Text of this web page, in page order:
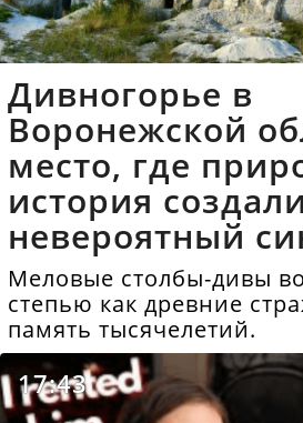
Дивногорье в
Воронежской
место, где
история создали
невероятный
Меловые столбы-дивы
степью как древние
память тысячелетий.
17:43